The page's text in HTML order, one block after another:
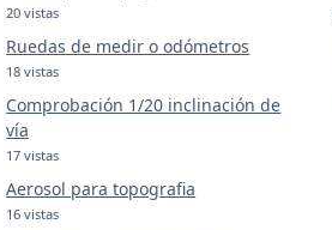
20 vistas
Ruedas de medir o odómetros
18 vistas
Comprobación 1/20 inclinación de
vía
17 vistas
Aerosol para topografia
16 vistas